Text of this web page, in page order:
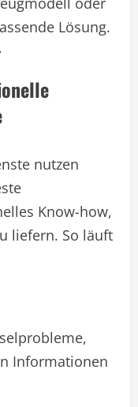
Lösung.
nutzen
Know-how,
liefern. So läuft
Informationen